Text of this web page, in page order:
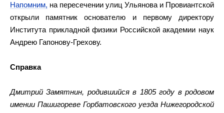
Напомним, на пересечении улиц Ульянова и Провиантской
открыли памятник основателю и первому директору
Института прикладной физики Российской академии наук
Андрею Гапонову-Грехову.
Справка
Дмитрий Замятнин, родившийся в 1805 году в родовом
имении Пашигореве Горбатовского уезда Нижегородской